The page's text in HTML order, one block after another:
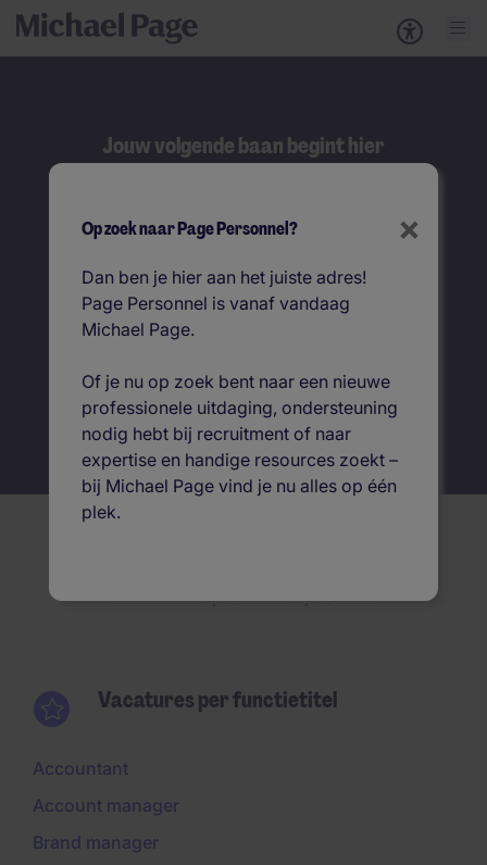
Jouw volgende baan begint hier
Zoek op functietitel
Vacatures per locatie
Functietitel Locatie Sector
Vacatures per functietitel
Accountant
Account manager
Brand manager
×
Op zoek naar Page Personnel?
Dan ben je hier aan het juiste adres!
Page Personnel is vanaf vandaag
Michael Page.
Of je nu op zoek bent naar een nieuwe
professionele uitdaging, ondersteuning
nodig hebt bij recruitment of naar
expertise en handige resources zoekt –
bij Michael Page vind je nu alles op één
plek.